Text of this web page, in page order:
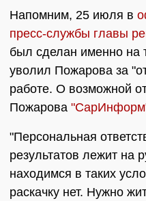
Напомним, 25 июля в
пресс-службы главы
был сделан именно на
уволил Пожарова за
работе. О возможной
Пожарова
"Персональная
результатов лежит на
находимся в таких
раскачку нет. Нужно